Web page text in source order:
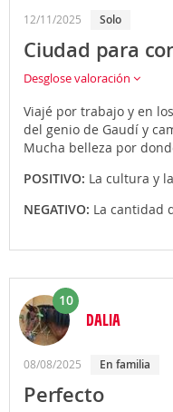
12/11/2025 Solo
Ciudad para
Desglose valoración
Viajé por trabajo y en
del genio de Gaudí y
Mucha belleza por
POSITIVO: La cultura y
NEGATIVO: La cantidad
10
DALIA
08/08/2025 En familia
Perfecto